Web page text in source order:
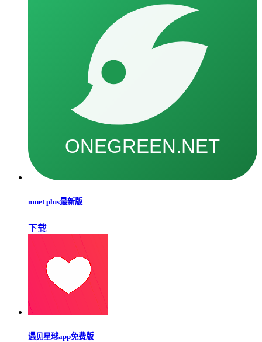
mnet plus最新版
下载
遇见星球app免费版